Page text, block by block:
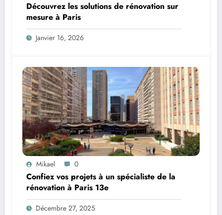
Découvrez les solutions de rénovation sur
mesure à Paris
Janvier 16, 2026
Mikael 0
Confiez vos projets à un spécialiste de la
rénovation à Paris 13e
Décembre 27, 2025